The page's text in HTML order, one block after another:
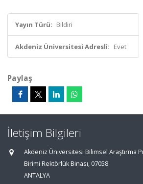
Yayın Türü: Bildiri
Akdeniz Üniversitesi Adresli: Evet
Paylaş
İletişim Bilgileri
Akdeniz Üniversitesi Bilimsel Araştırma
Birimi Rektörlük Binası, 07058
ANTALYA